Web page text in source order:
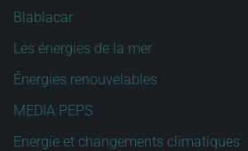
Blablacar
Les énergies de la mer
Énergies renouvelables
MEDIA PEPS
Energie et changements climatiques